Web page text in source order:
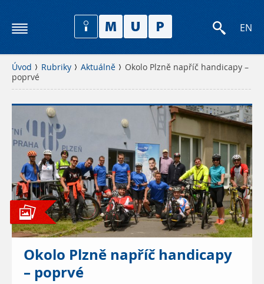
EN
Úvod Rubriky Aktuálně
Okolo Plzně napříč handicapy –
poprvé
Okolo Plzně napříč handicapy
– poprvé